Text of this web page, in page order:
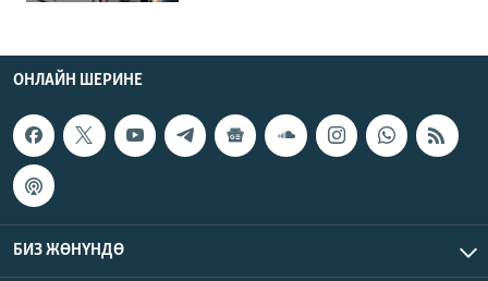
ОНЛАЙН ШЕРИНЕ
БИЗ ЖӨНҮНДӨ